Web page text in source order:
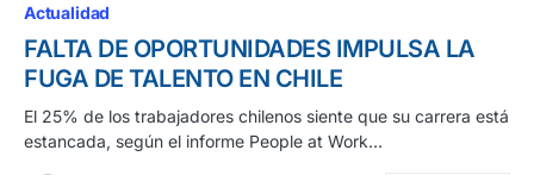
Actualidad
FALTA DE OPORTUNIDADES IMPULSA LA
FUGA DE TALENTO EN CHILE
El 25% de los trabajadores chilenos siente que su carrera está
estancada, según el informe People at Work…